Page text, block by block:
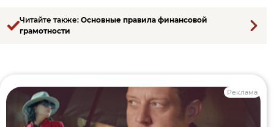
Читайте также: Основные правила финансовой
грамотности
Реклама